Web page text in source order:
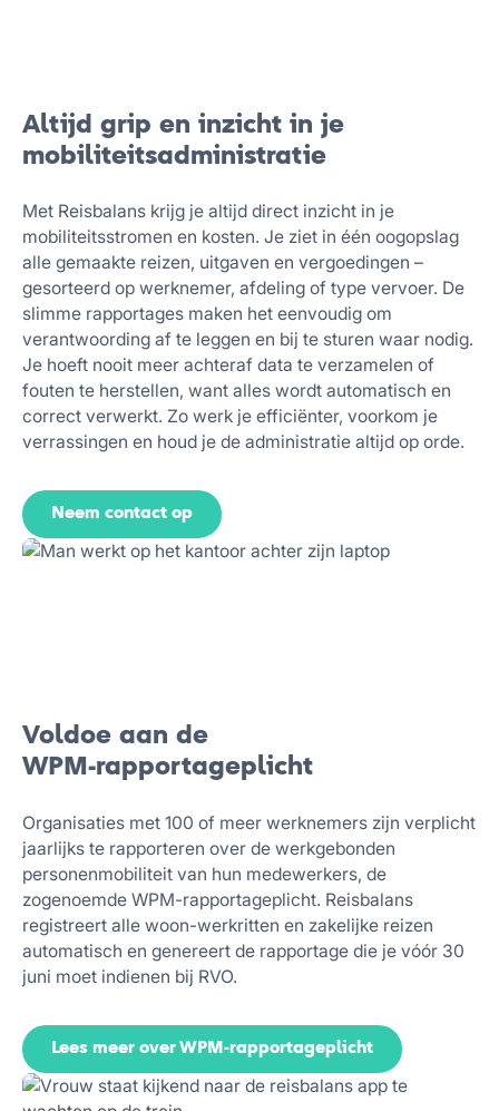
Altijd grip en inzicht in je
mobiliteitsadministratie
Met Reisbalans krijg je altijd direct inzicht in je
mobiliteitsstromen en kosten. Je ziet in één oogopslag
alle gemaakte reizen, uitgaven en vergoedingen –
gesorteerd op werknemer, afdeling of type vervoer. De
slimme rapportages maken het eenvoudig om
verantwoording af te leggen en bij te sturen waar nodig.
Je hoeft nooit meer achteraf data te verzamelen of
fouten te herstellen, want alles wordt automatisch en
correct verwerkt. Zo werk je efficiënter, voorkom je
verrassingen en houd je de administratie altijd op orde.
Neem contact op
Voldoe aan de
WPM-rapportageplicht
Organisaties met 100 of meer werknemers zijn verplicht
jaarlijks te rapporteren over de werkgebonden
personenmobiliteit van hun medewerkers, de
zogenoemde WPM-rapportageplicht. Reisbalans
registreert alle woon-werkritten en zakelijke reizen
automatisch en genereert de rapportage die je vóór 30
juni moet indienen bij RVO.
Lees meer over WPM-rapportageplicht